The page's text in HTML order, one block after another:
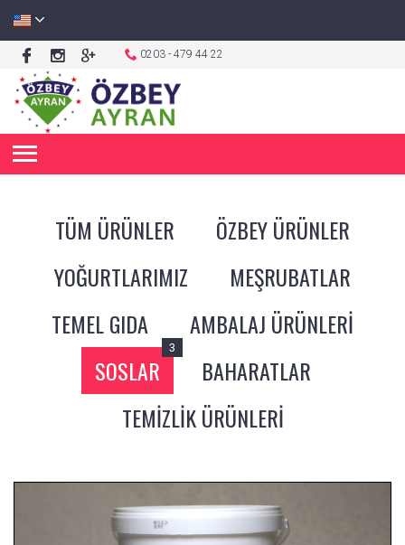
0203 - 479 44 22
TÜM ÜRÜNLER
ÖZBEY ÜRÜNLER
YOĞURTLARIMIZ
MEŞRUBATLAR
TEMEL GIDA
AMBALAJ ÜRÜNLERİ
SOSLAR
3
BAHARATLAR
TEMİZLİK ÜRÜNLERİ